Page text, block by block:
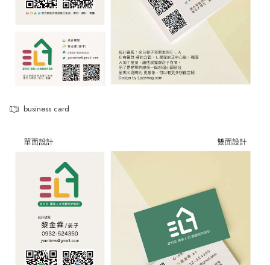
business card